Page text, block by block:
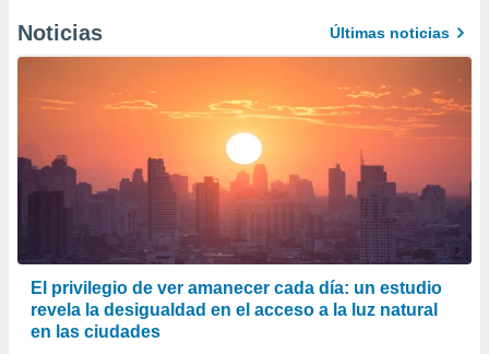
Noticias Últimas noticias
El privilegio de ver amanecer cada día: un estudio
revela la desigualdad en el acceso a la luz natural
en las ciudades